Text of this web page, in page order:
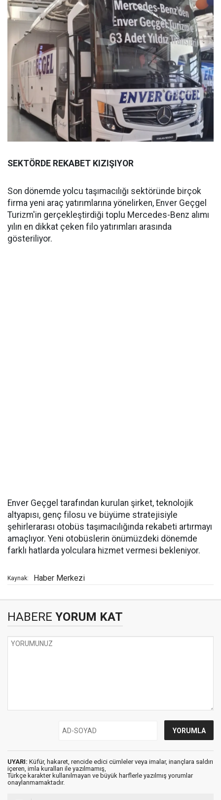
SEKTÖRDE REKABET KIZIŞIYOR
Son dönemde yolcu taşımacılığı sektöründe birçok
firma yeni araç yatırımlarına yönelirken, Enver Geçgel
Turizm'in gerçekleştirdiği toplu Mercedes-Benz alımı
yılın en dikkat çeken filo yatırımları arasında
gösteriliyor.
Enver Geçgel tarafından kurulan şirket, teknolojik
altyapısı, genç filosu ve büyüme stratejisiyle
şehirlerarası otobüs taşımacılığında rekabeti artırmayı
amaçlıyor. Yeni otobüslerin önümüzdeki dönemde
farklı hatlarda yolculara hizmet vermesi bekleniyor.
Kaynak: Haber Merkezi
HABERE YORUM KAT
UYARI: Küfür, hakaret, rencide edici cümleler veya imalar, inançlara saldırı
içeren, imla kuralları ile yazılmamış,
Türkçe karakter kullanılmayan ve büyük harflerle yazılmış yorumlar
onaylanmamaktadır.